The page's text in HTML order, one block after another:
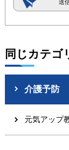
同じカテゴ
介護予防
元気アップ